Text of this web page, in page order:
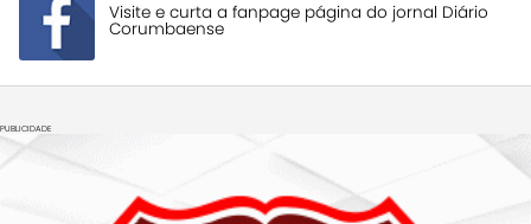
Visite e curta a fanpage página do jornal Diário
Corumbaense
PUBLICIDADE